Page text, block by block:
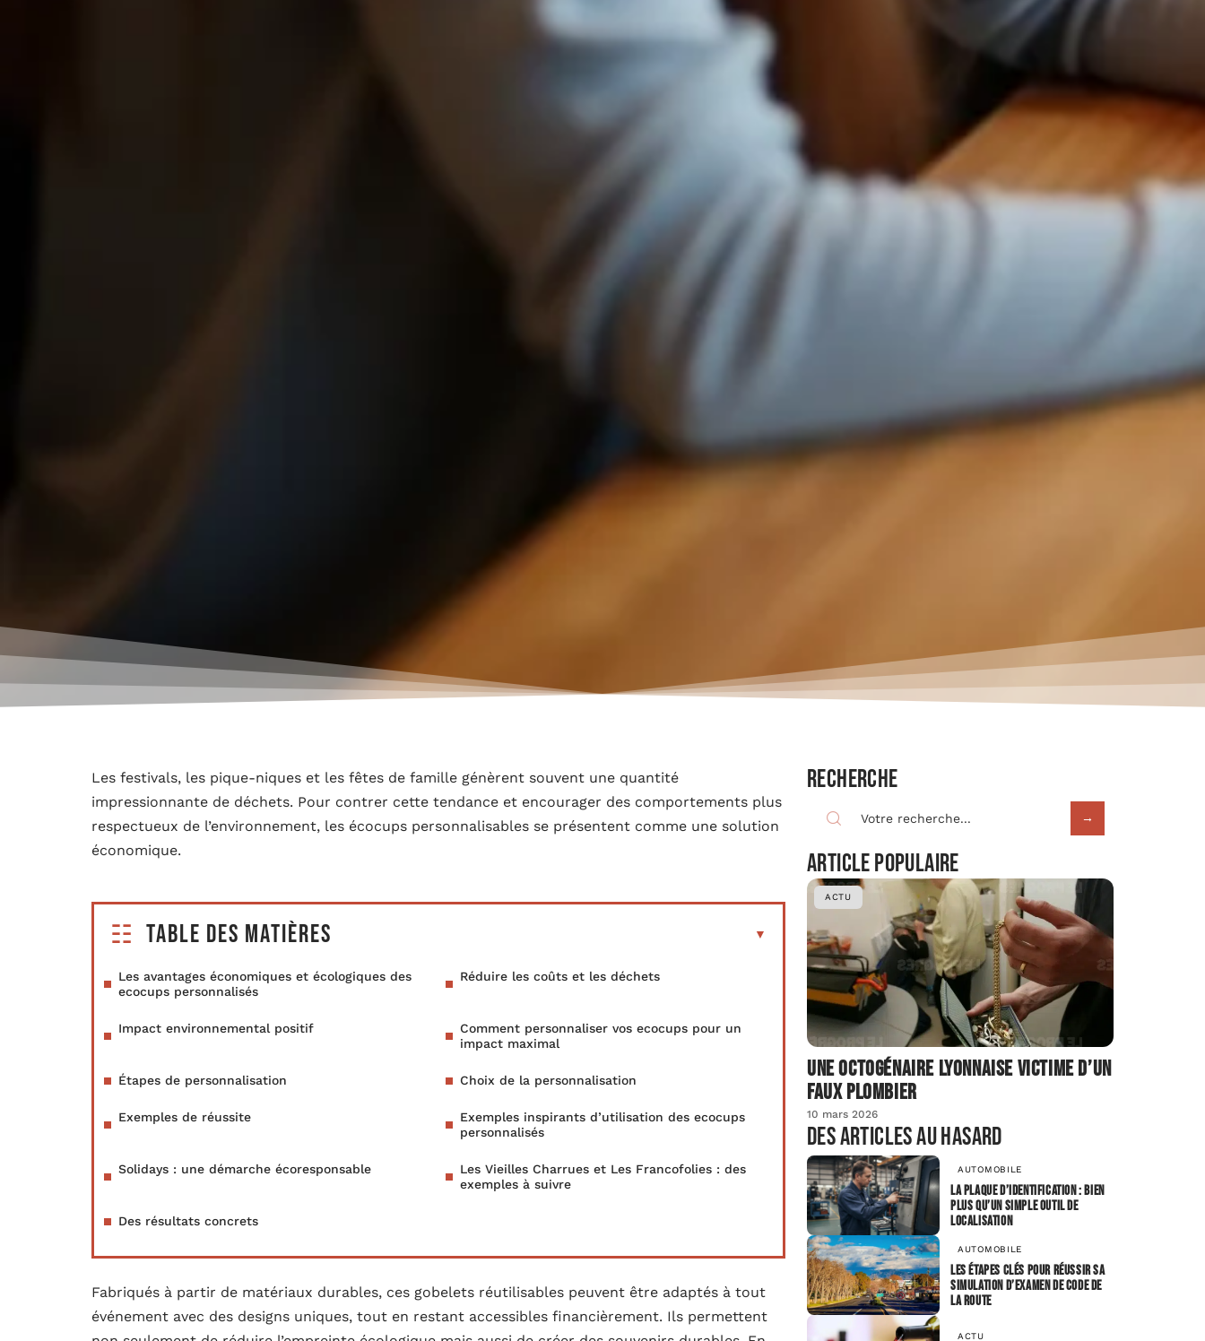
Les festivals, les pique-niques et les fêtes de famille génèrent souvent une quantité
impressionnante de déchets. Pour contrer cette tendance et encourager des comportements plus
respectueux de l’environnement, les écocups personnalisables se présentent comme une solution
économique.
Table des matières
Les avantages économiques et écologiques des
ecocups personnalisés
Réduire les coûts et les déchets
Impact environnemental positif
Comment personnaliser vos ecocups pour un
impact maximal
Étapes de personnalisation Choix de la personnalisation
Exemples de réussite
Exemples inspirants d’utilisation des ecocups
personnalisés
Solidays : une démarche écoresponsable
Les Vieilles Charrues et Les Francofolies : des
exemples à suivre
Des résultats concrets
Fabriqués à partir de matériaux durables, ces gobelets réutilisables peuvent être adaptés à tout
événement avec des designs uniques, tout en restant accessibles financièrement. Ils permettent
Recherche
Article populaire
ACTU
Une octogénaire lyonnaise victime d’un
faux plombier
10 mars 2026
Des articles au hasard
AUTOMOBILE
La plaque d’identification : bien
plus qu’un simple outil de
localisation
AUTOMOBILE
Les étapes clés pour réussir sa
simulation d’examen de code de
la route
ACTU